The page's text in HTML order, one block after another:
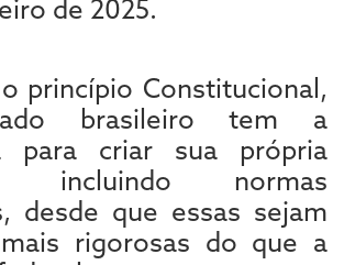
de 2025.
princípio Constitucional,
brasileiro tem a
para criar sua própria
incluindo normas
desde que essas sejam
rigorosas do que a